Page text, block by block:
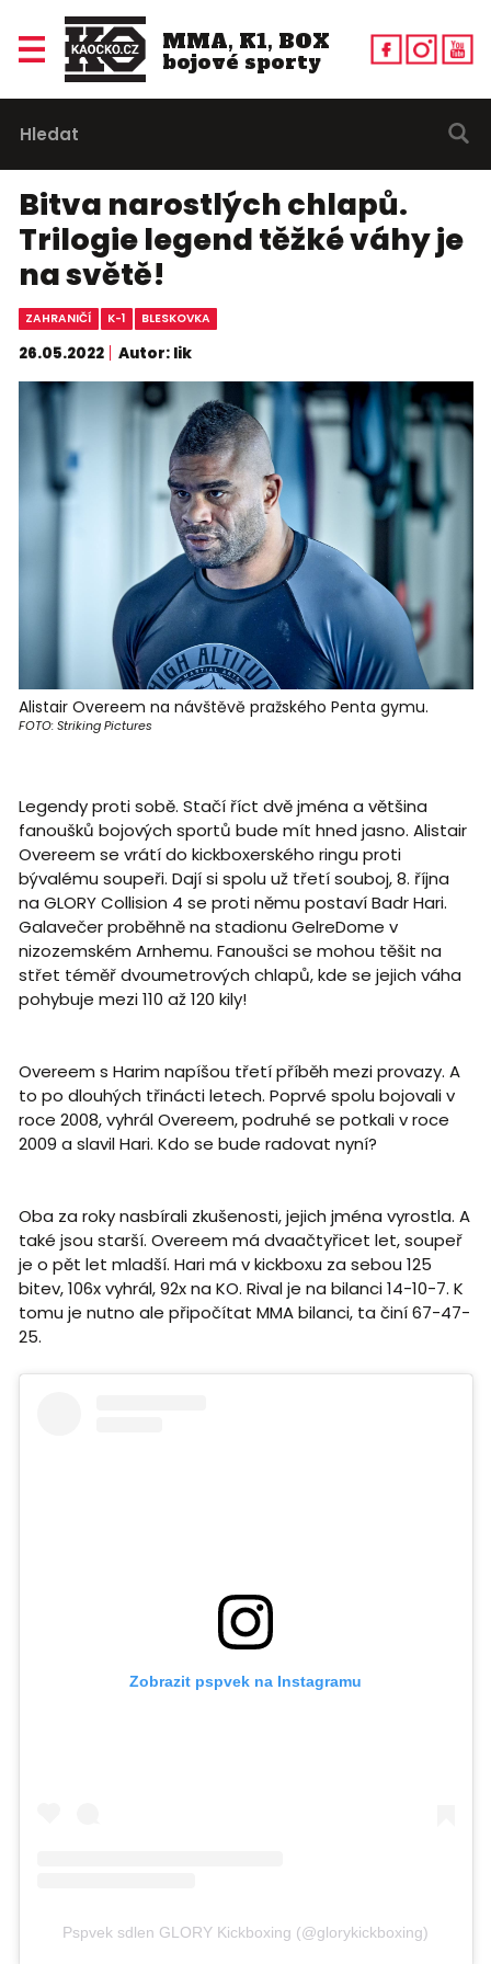
MMA, K1, BOX
bojové sporty
Bitva narostlých chlapů.
Trilogie legend těžké váhy je
na světě!
ZAHRANIČÍ K-1 BLESKOVKA
26.05.2022 Autor: lik
Alistair Overeem na návštěvě pražského Penta gymu.
FOTO: Striking Pictures
Legendy proti sobě. Stačí říct dvě jména a většina
fanoušků bojových sportů bude mít hned jasno. Alistair
Overeem se vrátí do kickboxerského ringu proti
bývalému soupeři. Dají si spolu už třetí souboj, 8. října
na GLORY Collision 4 se proti němu postaví Badr Hari.
Galavečer proběhně na stadionu GelreDome v
nizozemském Arnhemu. Fanoušci se mohou těšit na
střet téměř dvoumetrových chlapů, kde se jejich váha
pohybuje mezi 110 až 120 kily!
Overeem s Harim napíšou třetí příběh mezi provazy. A
to po dlouhých třinácti letech. Poprvé spolu bojovali v
roce 2008, vyhrál Overeem, podruhé se potkali v roce
2009 a slavil Hari. Kdo se bude radovat nyní?
Oba za roky nasbírali zkušenosti, jejich jména vyrostla. A
také jsou starší. Overeem má dvaačtyřicet let, soupeř
je o pět let mladší. Hari má v kickboxu za sebou 125
bitev, 106x vyhrál, 92x na KO. Rival je na bilanci 14-10-7. K
tomu je nutno ale připočítat MMA bilanci, ta činí 67-47-
25.
Zobrazit pspvek na Instagramu
Pspvek sdlen GLORY Kickboxing (@glorykickboxing)